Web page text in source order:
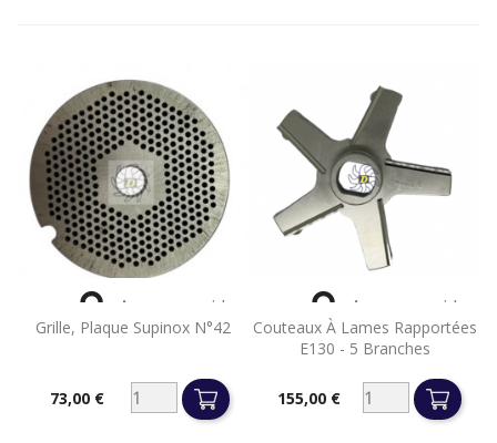
Grille, Plaque Supinox N°42
73,00 €
 Aperçu rapide
Couteaux À Lames Rapportées
E130 - 5 Branches
Prix155,00 €
 Aperçu rapide